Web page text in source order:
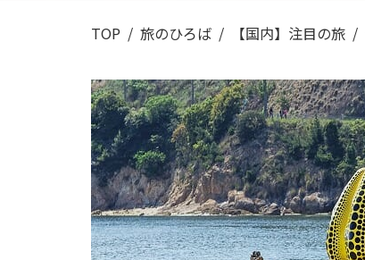
TOP 旅のひろば 【国内】注目の旅